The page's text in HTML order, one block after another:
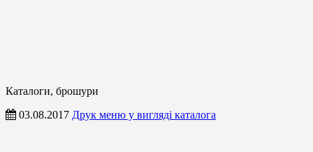
Каталоги, брошури
03.08.2017 Друк меню у вигляді каталога